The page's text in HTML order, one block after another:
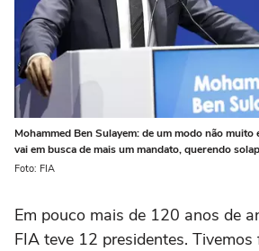
Mohammed Ben Sulayem: de um modo não
vai em busca de mais um mandato, querendo
Foto: FIA
Em pouco mais de 120 anos de
FIA teve 12 presidentes.